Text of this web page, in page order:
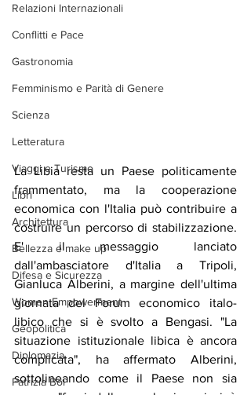
Relazioni Internazionali
Conflitti e Pace
Gastronomia
Femminismo e Parità di Genere
Scienza
Letteratura
Viaggi e Turismo
Libri
Architettura
Bellezza e make up
Difesa e Sicurezza
Women Empowerment
Geopolitica
Diplomazia
Patrizia Boi
La Libia resta un Paese politicamente
frammentato, ma la cooperazione
economica con l'Italia può contribuire a
costruire un percorso di stabilizzazione.
E' il messaggio lanciato
dall'ambasciatore d'Italia a Tripoli,
Gianluca Alberini, a margine dell'ultima
giornata del Forum economico italo-
libico che si è svolto a Bengasi. "La
situazione istituzionale libica è ancora
complicata", ha affermato Alberini,
sottolineando come il Paese non sia